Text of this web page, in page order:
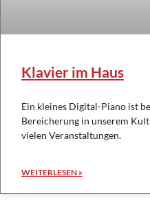
Klavier im Haus
Ein kleines Digital-Piano ist
Bereicherung in unserem
vielen Veranstaltungen.
WEITERLESEN »